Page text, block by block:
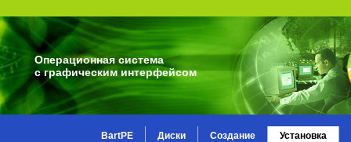
Операционная система
с графическим интерфейсом
BartPE Диски Создание Установка